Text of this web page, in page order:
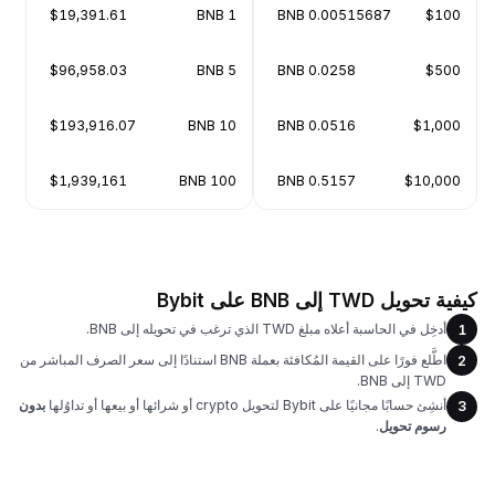
$100
0.00515687 BNB
$500
0.0258 BNB
$1,000
0.0516 BNB
$10,000
0.5157 BNB
1 BNB
$19,391.61
5 BNB
$96,958.03
10 BNB
$193,916.07
100 BNB
$1,939,161
كيفية تحويل TWD إلى BNB على Bybit
1
أدخِل في الحاسبة أعلاه مبلغ TWD الذي ترغب في تحويله إلى BNB.
2
اطَّلع فورًا على القيمة المُكافئة بعملة BNB استنادًا إلى سعر الصرف المباشر من
TWD إلى BNB.
3
أنشِئ حسابًا مجانيًا على Bybit لتحويل crypto أو شرائها أو بيعها أو تداوُلها
بدون
رسوم تحويل.